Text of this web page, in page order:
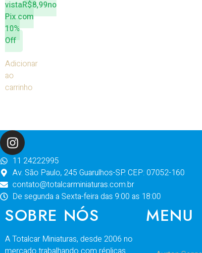
vistaR$8,99no
Pix com
10%
Off
Adicionar
ao
carrinho
11 24222995
Av. São Paulo, 245 Guarulhos-SP. CEP: 07052-160
contato@totalcarminiaturas.com.br
De segunda a Sexta-feira das 9:00 as 18:00
SOBRE NÓS
A Totalcar Miniaturas, desde 2006 no
MENU